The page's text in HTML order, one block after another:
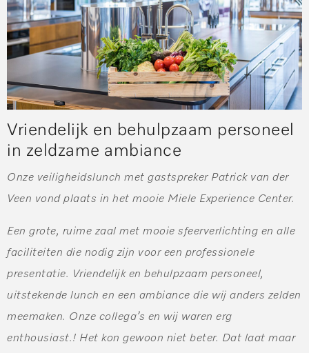
Vriendelijk en behulpzaam personeel
in zeldzame ambiance
Onze veiligheidslunch met gastspreker Patrick van der
Veen vond plaats in het mooie Miele Experience Center.
Een grote, ruime zaal met mooie sfeerverlichting en alle
faciliteiten die nodig zijn voor een professionele
presentatie. Vriendelijk en behulpzaam personeel,
uitstekende lunch en een ambiance die wij anders zelden
meemaken. Onze collega’s en wij waren erg
enthousiast.! Het kon gewoon niet beter. Dat laat maar